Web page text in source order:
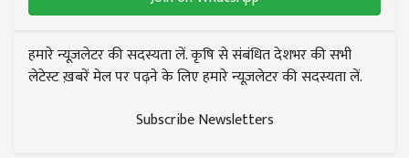
हमारे न्यूज़लेटर की सदस्यता लें. कृषि से संबंधित देशभर की सभी
लेटेस्ट ख़बरें मेल पर पढ़ने के लिए हमारे न्यूज़लेटर की सदस्यता लें.
Subscribe Newsletters